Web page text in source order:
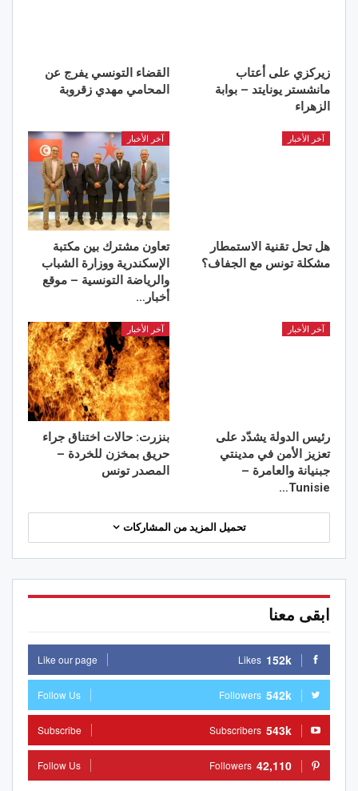
زيركزي على أعتاب
مانشستر يونايتد – بوابة
الزهراء
القضاء التونسي يفرج عن
المحامي مهدي زقروبة
آخر الأخبار
هل تحل تقنية الاستمطار
مشكلة تونس مع الجفاف؟
آخر الأخبار
تعاون مشترك بين مكتبة
الإسكندرية ووزارة الشباب
والرياضة التونسية – موقع
أخبار…
آخر الأخبار
رئيس الدولة يشدّد على
تعزيز الأمن في مدينتي
جبنيانة والعامرة –
Tunisie…
آخر الأخبار
بنزرت: حالات اختناق جراء
حريق بمخزن للخردة –
المصدر تونس
تحميل المزيد من المشاركات
ابقى معنا
152k
Likes
Like our page
542k
Followers
Follow Us
543k
Subscribers
Subscribe
42,110
Followers
Follow Us